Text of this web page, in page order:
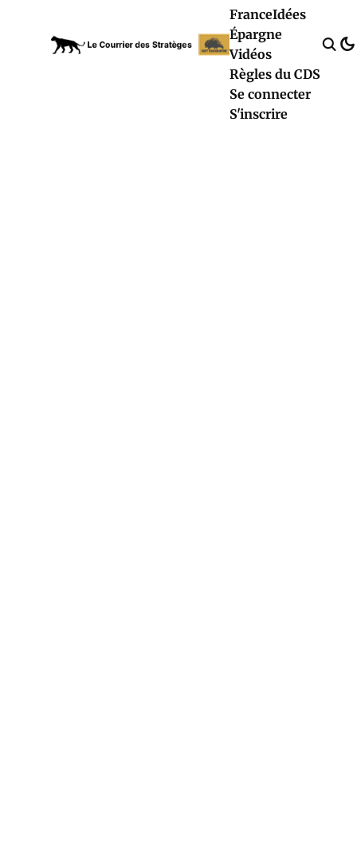
FranceIdées
Épargne
Vidéos
Règles du CDS
Se connecter
S'inscrire